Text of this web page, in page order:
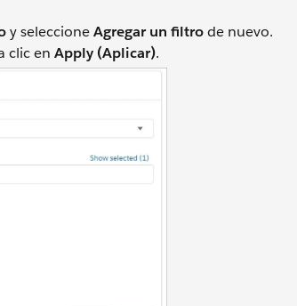
y seleccioneAgregar un filtrode nuevo.
clic en Apply (Aplicar).